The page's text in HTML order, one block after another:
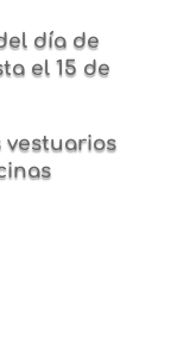
día de
el 15 de
vestuarios